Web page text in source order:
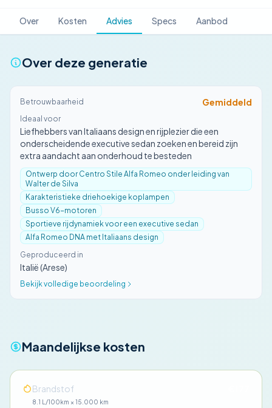
Over Kosten Advies Specs Aanbod
Over deze generatie
Betrouwbaarheid Gemiddeld
Ideaal voor
Liefhebbers van Italiaans design en rijplezier die een
onderscheidende executive sedan zoeken en bereid zijn
extra aandacht aan onderhoud te besteden
Ontwerp door Centro Stile Alfa Romeo onder leiding van
Walter de Silva
Karakteristieke driehoekige koplampen
Busso V6-motoren
Sportieve rijdynamiek voor een executive sedan
Alfa Romeo DNA met Italiaans design
Geproduceerd in
Italië (Arese)
Bekijk volledige beoordeling
Maandelijkse kosten
Brandstof
8.1 L/100km × 15.000 km